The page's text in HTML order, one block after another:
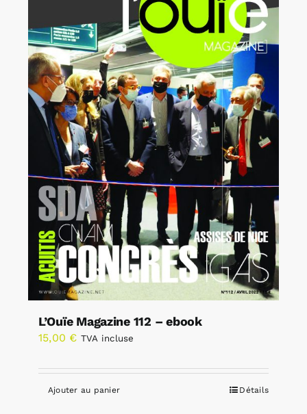
L’Ouïe Magazine 112 – ebook
15,00 € TVA incluse
Ajouter au panier Détails